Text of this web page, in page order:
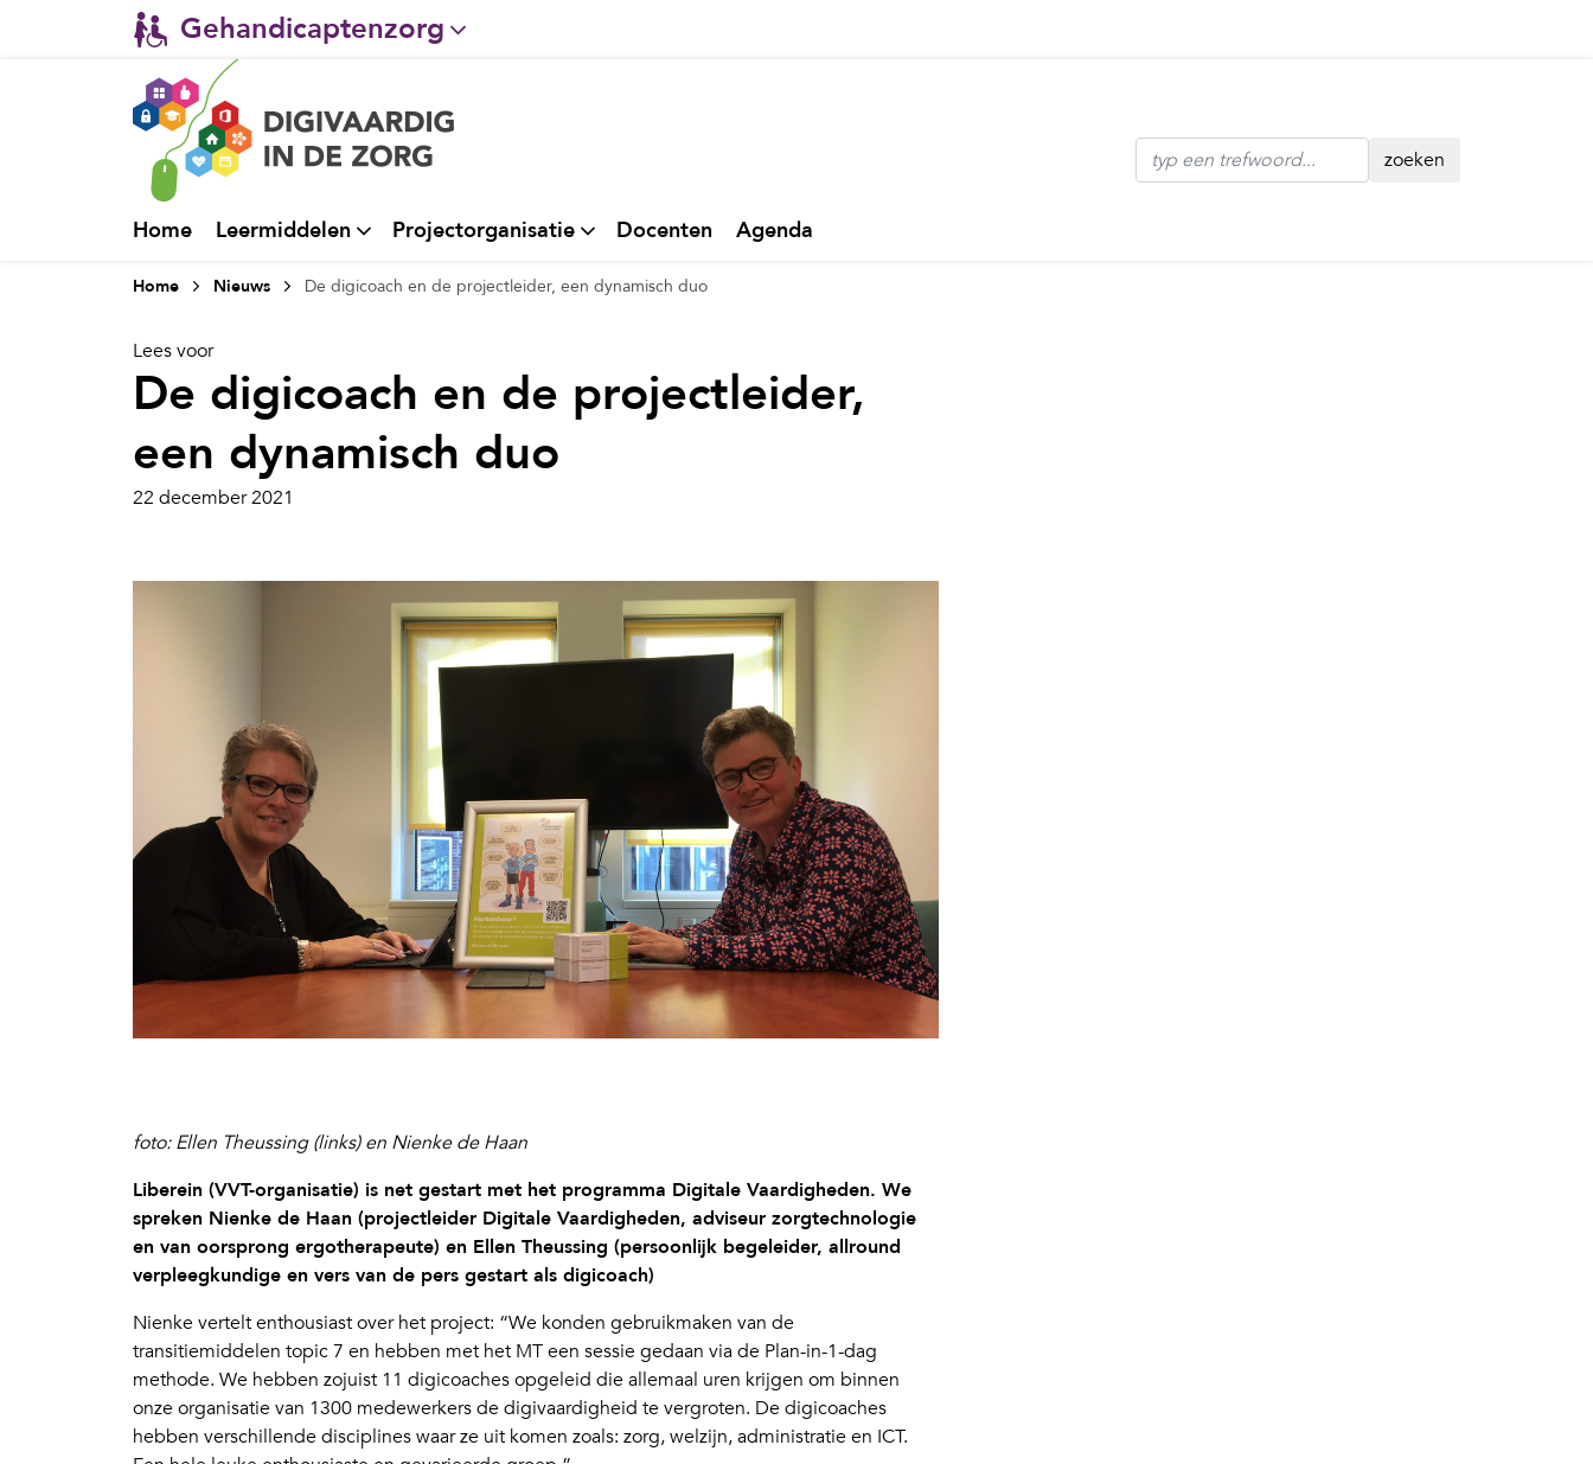
Gehandicaptenzorg
Verpleeghuiszorg & Zorg thuis
Ggz
zoeken
Home Leermiddelen Projectorganisatie Docenten Agenda
Home Nieuws De digicoach en de projectleider, een dynamisch duo
Lees voor
De digicoach en de projectleider,
een dynamisch duo
22 december 2021
foto: Ellen Theussing (links) en Nienke de Haan
Liberein (VVT-organisatie) is net gestart met het programma Digitale Vaardigheden. We
spreken Nienke de Haan (projectleider Digitale Vaardigheden, adviseur zorgtechnologie
en van oorsprong ergotherapeute) en Ellen Theussing (persoonlijk begeleider, allround
verpleegkundige en vers van de pers gestart als digicoach)
Nienke vertelt enthousiast over het project: “We konden gebruikmaken van de
transitiemiddelen topic 7 en hebben met het MT een sessie gedaan via de Plan-in-1-dag
methode. We hebben zojuist 11 digicoaches opgeleid die allemaal uren krijgen om binnen
onze organisatie van 1300 medewerkers de digivaardigheid te vergroten. De digicoaches
hebben verschillende disciplines waar ze uit komen zoals: zorg, welzijn, administratie en ICT.